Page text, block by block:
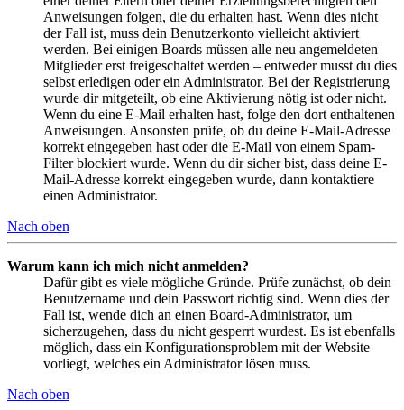
Anweisungen folgen, die du erhalten hast. Wenn dies nicht
der Fall ist, muss dein Benutzerkonto vielleicht aktiviert
werden. Bei einigen Boards müssen alle neu angemeldeten
Mitglieder erst freigeschaltet werden – entweder musst du dies
selbst erledigen oder ein Administrator. Bei der Registrierung
wurde dir mitgeteilt, ob eine Aktivierung nötig ist oder nicht.
Wenn du eine E-Mail erhalten hast, folge den dort enthaltenen
Anweisungen. Ansonsten prüfe, ob du deine E-Mail-Adresse
korrekt eingegeben hast oder die E-Mail von einem Spam-
Filter blockiert wurde. Wenn du dir sicher bist, dass deine E-
Mail-Adresse korrekt eingegeben wurde, dann kontaktiere
einen Administrator.
Nach oben
Warum kann ich mich nicht anmelden?
Dafür gibt es viele mögliche Gründe. Prüfe zunächst, ob dein
Benutzername und dein Passwort richtig sind. Wenn dies der
Fall ist, wende dich an einen Board-Administrator, um
sicherzugehen, dass du nicht gesperrt wurdest. Es ist ebenfalls
möglich, dass ein Konfigurationsproblem mit der Website
vorliegt, welches ein Administrator lösen muss.
Nach oben